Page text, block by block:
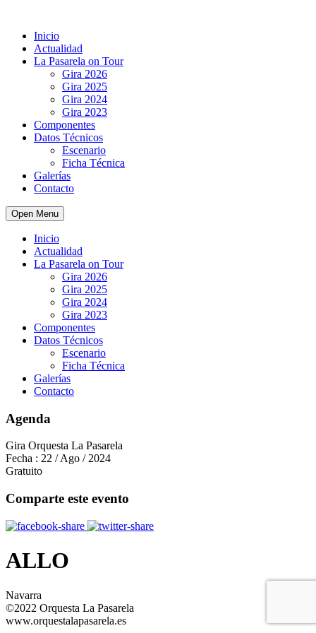
Inicio
Actualidad
La Pasarela on Tour
Gira 2026
Gira 2025
Gira 2024
Gira 2023
Componentes
Datos Técnicos
Escenario
Ficha Técnica
Galerías
Contacto
Open Menu
Inicio
Actualidad
La Pasarela on Tour
Gira 2026
Gira 2025
Gira 2024
Gira 2023
Componentes
Datos Técnicos
Escenario
Ficha Técnica
Galerías
Contacto
Agenda
Gira Orquesta La Pasarela
Fecha : 22 / Ago / 2024
Gratuito
Comparte este evento
ALLO
Navarra
©2022 Orquesta La Pasarela
www.orquestalapasarela.es